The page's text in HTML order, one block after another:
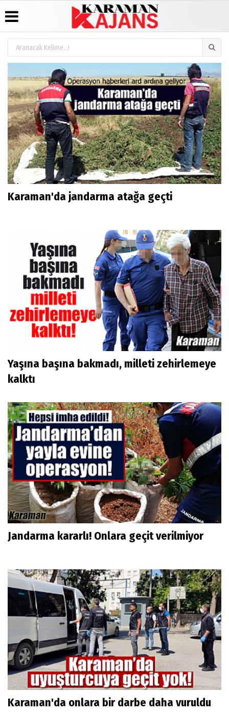
Üye Paneli
Haber
Arşivi
Günün
Haberleri
Hava
Gazete
Manşetleri
Anketler
Biyografiler
Köşe
Video
Galeri
Foto
Galeri
Künye
İletişim
Çerez
Politikası
Gizlilik
İlkeleri
Karaman'da jandarma atağa geçti
Yaşına başına bakmadı, milleti zehirlemeye
kalktı
Jandarma kararlı! Onlara geçit verilmiyor
Karaman'da onlara bir darbe daha vuruldu